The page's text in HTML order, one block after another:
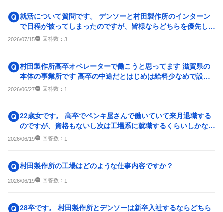
就活について質問です。 デンソーと村田製作所のインターン
で日程が被ってしまったのですが、皆様ならどちらを優先しま
すか？非常に迷っていて...
2026/07/15 回答数： 3
村田製作所高卒オペレーターで働こうと思ってます 滋賀県の
本体の事業所です 高卒の中途だとはじめは給料少なめで設定
されて数年後追いつく感...
2026/06/27 回答数： 1
22歳女です。 高卒でペンキ屋さんで働いていて来月退職する
のですが、資格もないし次は工場系に就職するくらいしかない
かなと思っています。 そこ
2026/06/19 回答数： 1
村田製作所の工場はどのような仕事内容ですか？
2026/06/19 回答数： 1
28卒です。 村田製作所とデンソーは新卒入社するならどちら